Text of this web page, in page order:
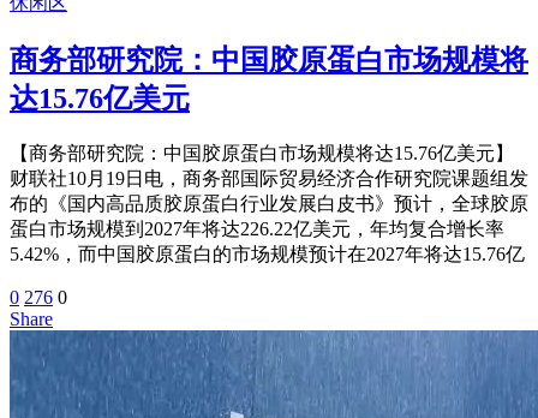
商务部研究院：中国胶原蛋白市场规模将
达15.76亿美元
【商务部研究院：中国胶原蛋白市场规模将达15.76亿美元】
财联社10月19日电，商务部国际贸易经济合作研究院课题组发
布的《国内高品质胶原蛋白行业发展白皮书》预计，全球胶原
蛋白市场规模到2027年将达226.22亿美元，年均复合增长率
5.42%，而中国胶原蛋白的市场规模预计在2027年将达15.76亿
0 276 0
Share